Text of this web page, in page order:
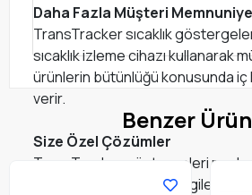
Daha Fazla Müşteri
TransTracker sıcaklık
sıcaklık izleme cihazı kullanarak
ürünlerin bütünlüğü konusunda
verir.
Size Özel Çözümler
TransTracker göstergeleri marka
alanınıza özel müşteri bilgileriyle
Benzer